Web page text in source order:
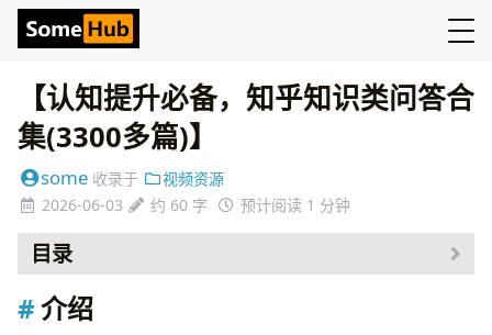
【认知提升必备，知乎知识类问答合
集(3300多篇)】
some 收录于
视频资源
2026-06-03
约 60 字 预计阅读 1 分钟
目录
介绍
资源
介绍